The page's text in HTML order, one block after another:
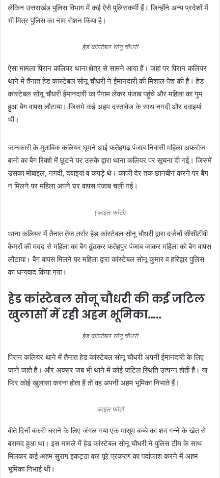
a
i
लेकिन उत्तराखंड पुलिस विभाग में कई ऐसे पुलिसकर्मी हैं। जिन्होंने अन्य प्रदेशों में
भी मित्र पुलिस का नाम रोशन किया है।
हेड कांस्टेबल सोनू चौधरी
ऐसा मामला पिरान कलियर थाना क्षेत्र से सामने आया हैं। जहां पर पिरान कलियर
थाने में तैनात हेड कांस्टेबल सोनू चौधरी ने ईमानदारी की मिशाल पेश की हैं। हेड
कांस्टेबल सोनू चौधरी ईमानदारी का पैगाम लेकर पंजाब पहुंचे और महिला का गुम
हुआ बैग वापस लौटाया। जिसमे कई अहम दस्तावेज के साथ नगदी और दवाइयां
थी।
जानकारी के मुताबिक कलियर घूमने आई फतेहगढ़ पंजाब निवासी महिला अफरोज
बानो का बैग रिक्शे में छूटने पर उसके द्वारा थाना कलियर पर सूचना दी गई। जिसमें
उसका मोबाइल, नगदी, दवाइयां व कपड़े थे। काफी देर तक छानबीन करने पर बैग
न मिलने पर महिला अपने घर वापस पंजाब चली गई।
(फाइल फोटो)
थाना कलियर में तैनात तेज तर्रार हेड कांस्टेबल सोनू चौधरी द्वारा दर्जनों सीसीटीवी
कैमरों की मदद से महिला का बैग ढूंढकर फतेहपुर पंजाब जाकर महिला को बैग वापस
लौटाया। बैग वापस मिलने पर महिला द्वारा कांस्टेबल सोनू कुमार व हरिद्वार पुलिस
का धन्यवाद किया गया।
हेड कांस्टेबल सोनू चौधरी की कई जटिल
खुलासों में रही अहम भूमिका…..
हेड कांस्टेबल सोनू चौधरी
पिरान कलियर थाने में तैनात हेड कांस्टेबल सोनू चौधरी अपनी ईमानदारी के लिए
जाने जाते हैं। और अक्सर जब भी थाने में कोई जटिल स्थिति उत्पन्न होती हैं। या
फिर कोई खुलासा करना होता हैं तो वह अपनी अहम भूमिका निभाते हैं।
फाइल फोटो
बीते दिनों बकरी चराने के लिए जंगल गया एक मासूम बच्चे का शव गन्ने के खेत से
बरामद हुआ था। इस मामले में हेड कांस्टेबल सोनू चौधरी ने पुलिस टीम के साथ
मिलकर कई अहम सुराग इकट्ठा कर पूरे प्रकरण का पर्दाफाश करने में अहम
भूमिका निभाई थी।